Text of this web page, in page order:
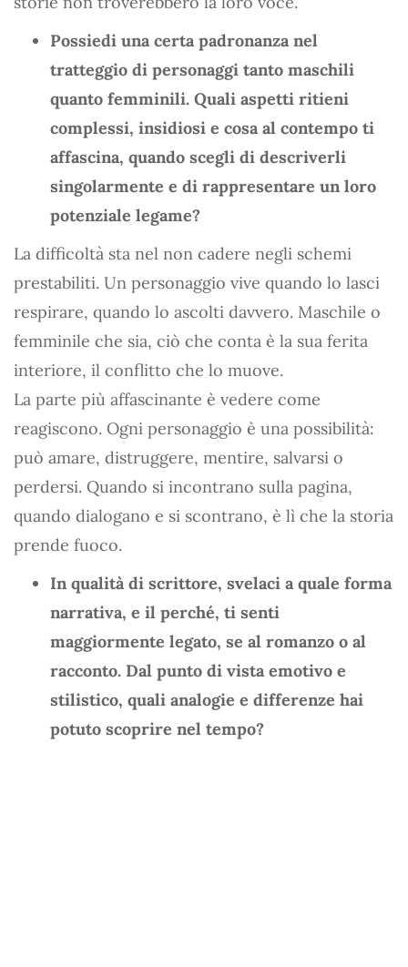
Possiedi una certa padronanza nel
tratteggio di personaggi tanto maschili
quanto femminili. Quali aspetti ritieni
complessi, insidiosi e cosa al contempo ti
affascina, quando scegli di descriverli
singolarmente e di rappresentare un loro
potenziale legame?
La difficoltà sta nel non cadere negli schemi
prestabiliti. Un personaggio vive quando lo lasci
respirare, quando lo ascolti davvero. Maschile o
femminile che sia, ciò che conta è la sua ferita
interiore, il conflitto che lo muove.
La parte più affascinante è vedere come
reagiscono. Ogni personaggio è una possibilità:
può amare, distruggere, mentire, salvarsi o
perdersi. Quando si incontrano sulla pagina,
quando dialogano e si scontrano, è lì che la storia
prende fuoco.
In qualità di scrittore, svelaci a quale forma
narrativa, e il perché, ti senti
maggiormente legato, se al romanzo o al
racconto. Dal punto di vista emotivo e
stilistico, quali analogie e differenze hai
potuto scoprire nel tempo?